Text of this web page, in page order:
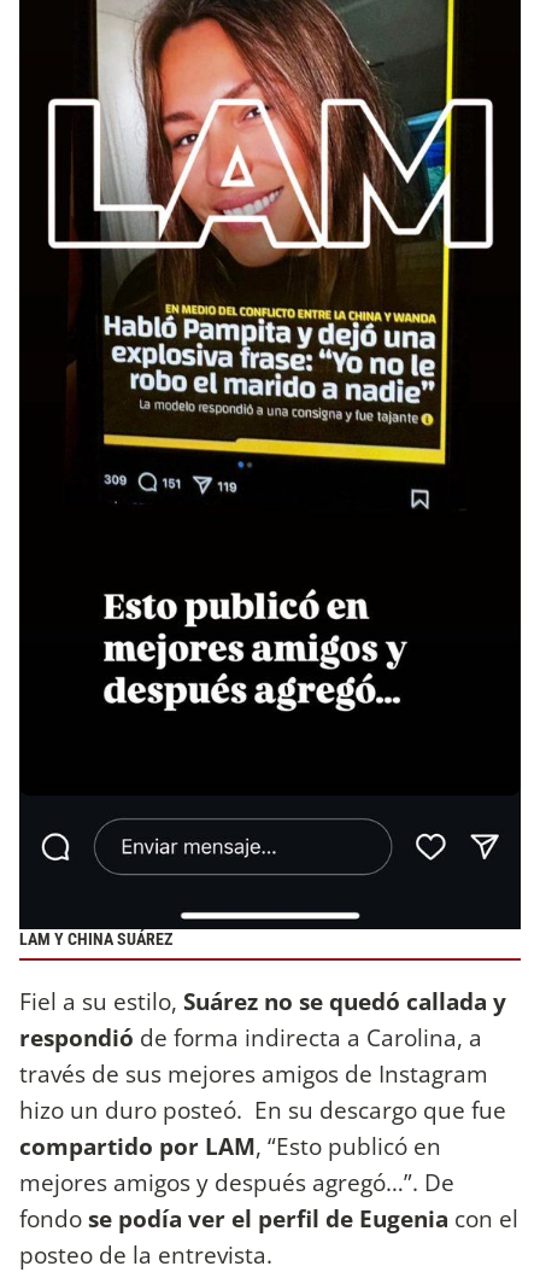
LAM Y CHINA SUÁREZ
Fiel a su estilo, Suárez no se quedó callada y
respondió de forma indirecta a Carolina, a
través de sus mejores amigos de Instagram
hizo un duro posteó. En su descargo que fue
compartido por LAM, “Esto publicó en
mejores amigos y después agregó…”. De
fondose podía ver el perfil de Eugenia con el
posteo de la entrevista.